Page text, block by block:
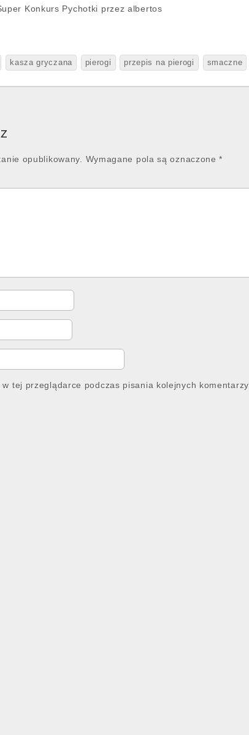
Konkurs Pychotki przez albertos
kasza gryczana pierogi przepis na pierogi smaczne
opublikowany. Wymagane pola są oznaczone*
tej przeglądarce podczas pisania kolejnych komentarzy.